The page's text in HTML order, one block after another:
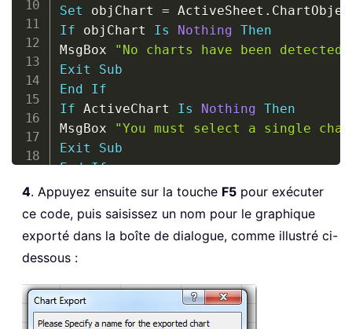
Set objChart = ActiveSheet .
If objChart Is Nothing Then
MsgBox
"No charts have been
Exit
Sub
End
If
If ActiveChart Is Nothing Then
MsgBox
"You must select a single
Exit
Sub
End If
Start:
sChartName
Application InputBox
"There is no default name available"
"The chart will be saved in the
If sChartName
MsgBox "You have not entered a
Goto
End If
4. Appuyez ensuite sur la touche F5 pour exécuter
ce code, puis saisissez un nom pour le graphique
exporté dans la boîte de dialogue, comme illustré ci-
dessous :